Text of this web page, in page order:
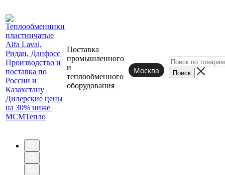
Поставка
промышленного
и
теплообменного
оборудования
Москва